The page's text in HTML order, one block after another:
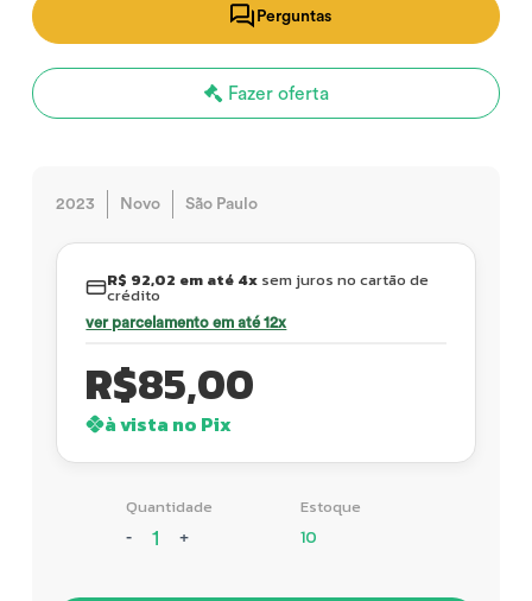
Perguntas
Fazer oferta
2023 Novo São Paulo
R$ 92,02 em até 4x sem juros no cartão de
crédito
ver parcelamento em até 12x
R$85,00
à vista no Pix
Quantidade
- +
Estoque
10